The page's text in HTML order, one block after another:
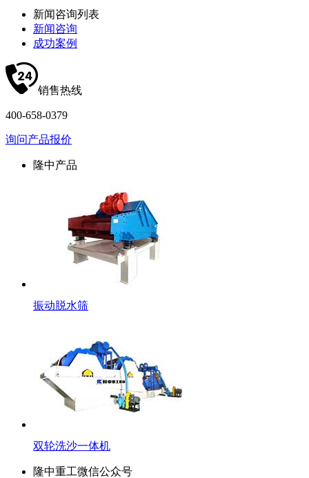
新闻咨询列表
新闻咨询
成功案例
销售热线
400-658-0379
询问产品报价
隆中产品
振动脱水筛
双轮洗沙一体机
隆中重工微信公众号